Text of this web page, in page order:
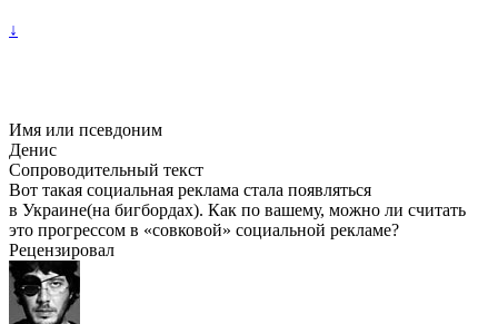
↓
Имя или псевдоним
Денис
Сопроводительный текст
Вот такая социальная реклама стала появляться
в Украине(на бигбордах). Как по вашему, можно ли считать
это прогрессом в «совковой» социальной рекламе?
Рецензировал